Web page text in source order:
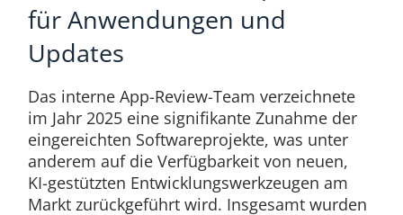
für Anwendungen und
Updates
Das interne App-Review-Team verzeichnete
im Jahr 2025 eine signifikante Zunahme der
eingereichten Softwareprojekte, was unter
anderem auf die Verfügbarkeit von neuen,
KI-gestützten Entwicklungswerkzeugen am
Markt zurückgeführt wird. Insgesamt wurden